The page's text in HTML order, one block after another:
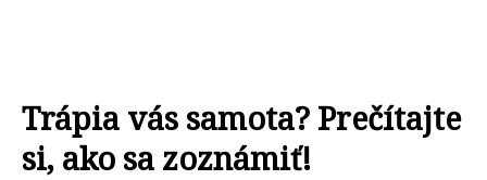
Trápia vás samota? Prečítajte
si, ako sa zoznámiť!